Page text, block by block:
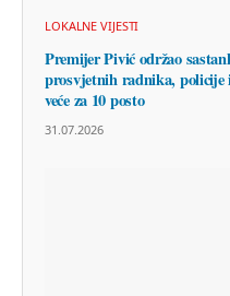
LOKALNE VIJESTI
Premijer Pivić održao
prosvjetnih radnika, policije
veće za 10 posto
31.07.2026